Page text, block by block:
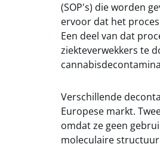
(SOP's) die worden
ervoor dat het
Een deel van dat
ziekteverwekkers te
Verschillende
Europese markt.
omdat ze geen
moleculaire